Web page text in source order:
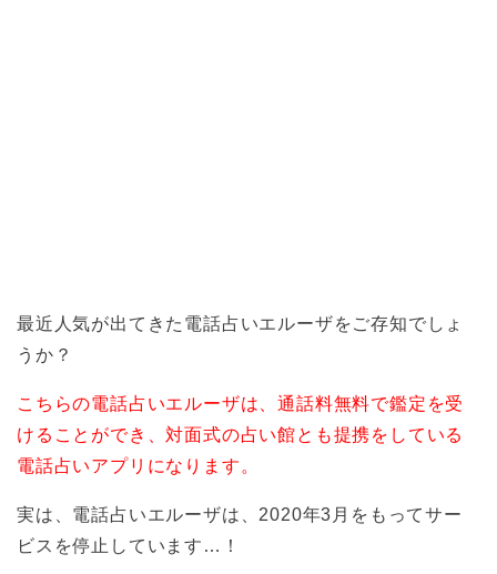
最近人気が出てきた電話占いエルーザをご存知でしょ
うか？
こちらの電話占いエルーザは、通話料無料で鑑定を受
けることができ、対面式の占い館とも提携をしている
電話占いアプリになります。
実は、電話占いエルーザは、2020年3月をもってサー
ビスを停止しています…！